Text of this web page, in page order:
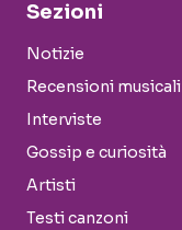
Sezioni
Notizie
Recensioni musicali
Interviste
Gossip e curiosità
Artisti
Testi canzoni